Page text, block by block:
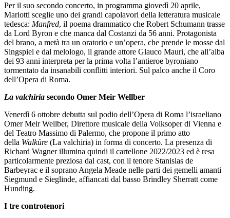
Per il suo secondo concerto, in programma giovedì 20 aprile,
Mariotti sceglie uno dei grandi capolavori della letteratura musicale
tedesca: Manfred, il poema drammatico che Robert Schumann trasse
da Lord Byron e che manca dal Costanzi da 56 anni. Protagonista
del brano, a metà tra un oratorio e un’opera, che prende le mosse dal
Singspiel e dal melologo, il grande attore Glauco Mauri, che all’alba
dei 93 anni interpreta per la prima volta l’antieroe byroniano
tormentato da insanabili conflitti interiori. Sul palco anche il Coro
dell’Opera di Roma.
La valchiria secondo Omer Meir Wellber
Venerdì 6 ottobre debutta sul podio dell’Opera di Roma l’israeliano
Omer Meir Wellber, Direttore musicale della Volksoper di Vienna e
del Teatro Massimo di Palermo, che propone il primo atto
della Walküre (La valchiria) in forma di concerto. La presenza di
Richard Wagner illumina quindi il cartellone 2022/2023 ed è resa
particolarmente preziosa dal cast, con il tenore Stanislas de
Barbeyrac e il soprano Angela Meade nelle parti dei gemelli amanti
Siegmund e Sieglinde, affiancati dal basso Brindley Sherratt come
Hunding.
I tre controtenori